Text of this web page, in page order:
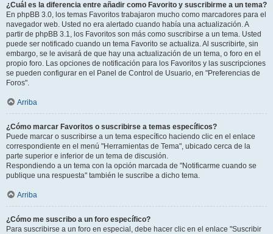
¿Cuál es la diferencia entre añadir como Favorito y suscribirme a un tema?
En phpBB 3.0, los temas Favoritos trabajaron mucho como marcadores para el
navegador web. Usted no era alertado cuando había una actualización. A
partir de phpBB 3.1, los Favoritos son más como suscribirse a un tema. Usted
puede ser notificado cuando un tema Favorito se actualiza. Al suscribirte, sin
embargo, se le avisará de que hay una actualización de un tema, o foro en el
propio foro. Las opciones de notificación para los Favoritos y las suscripciones
se pueden configurar en el Panel de Control de Usuario, en "Preferencias de
Foros".
Arriba
¿Cómo marcar Favoritos o suscribirse a temas específicos?
Puede marcar o suscribirse a un tema específico haciendo clic en el enlace
correspondiente en el menú "Herramientas de Tema", ubicado cerca de la
parte superior e inferior de un tema de discusión.
Respondiendo a un tema con la opción marcada de "Notificarme cuando se
publique una respuesta" también le suscribe a dicho tema.
Arriba
¿Cómo me suscribo a un foro específico?
Para suscribirse a un foro en especial, debe hacer clic en el enlace "Suscribir